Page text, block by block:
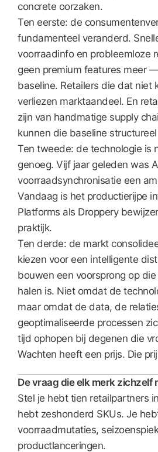
concrete oorzaken.
Ten eerste: de
fundamenteel veranderd.
voorraadinfo en probleemloze
geen premium features meer
baseline. Retailers die dat niet
verliezen marktaandeel. En
zijn van handmatige supply
kunnen die baseline
Ten tweede: de technologie is
genoeg. Vijf jaar geleden was
voorraadsynchronisatie een
Vandaag is het productierijpe
Platforms als Droppery
praktijk.
Ten derde: de markt
kiezen voor een intelligente
bouwen een voorsprong op
halen is. Niet omdat de
maar omdat de data, de
geoptimaliseerde processen
tijd ophopen bij degenen die
Wachten heeft een prijs. Die
De vraag die elk merk zichzelf
Stel je hebt tien retailpartners
hebt zeshonderd SKUs. Je
voorraadmutaties,
productlanceringen.